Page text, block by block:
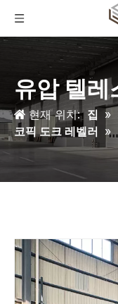
유압 텔레
현재 위치: 집 »
코픽 도크 레벨러 »